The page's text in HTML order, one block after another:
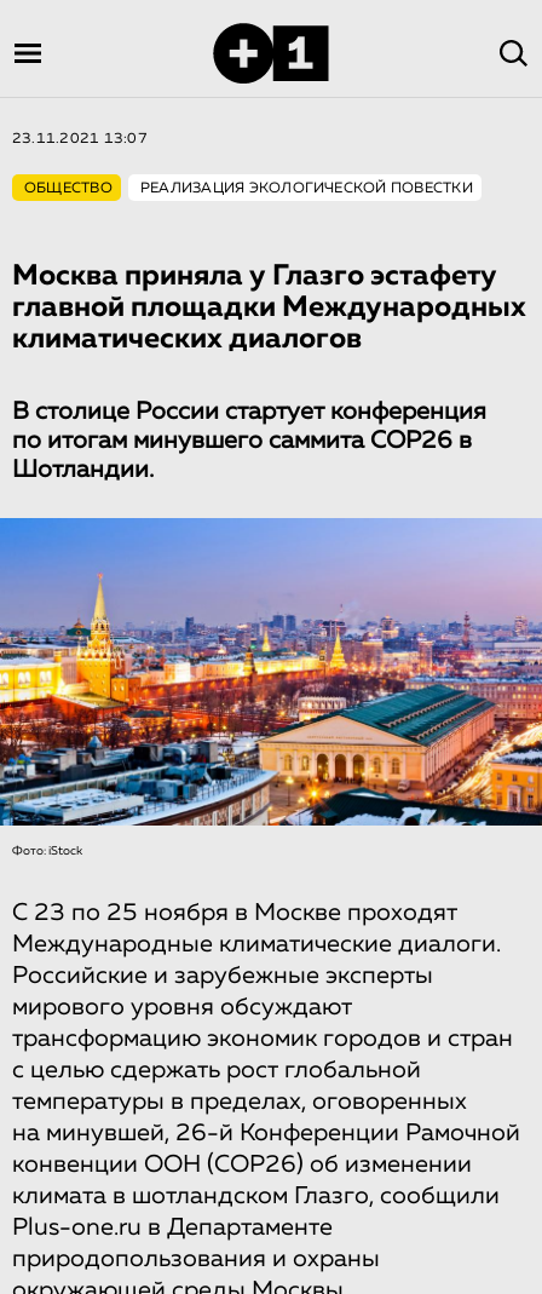
23.11.2021 13:07
ОБЩЕСТВО РЕАЛИЗАЦИЯ ЭКОЛОГИЧЕСКОЙ ПОВЕСТКИ
Москва приняла у Глазго эстафету
главной площадки Международных
климатических диалогов
В столице России стартует конференция
по итогам минувшего саммита COP26 в
Шотландии.
Фото: iStock
С 23 по 25 ноября в Москве проходят
Международные климатические диалоги.
Российские и зарубежные эксперты
мирового уровня обсуждают
трансформацию экономик городов и стран
с целью сдержать рост глобальной
температуры в пределах, оговоренных
на минувшей, 26-й Конференции Рамочной
конвенции ООН (COP26) об изменении
климата в шотландском Глазго, сообщили
Plus-one.ru в Департаменте
природопользования и охраны